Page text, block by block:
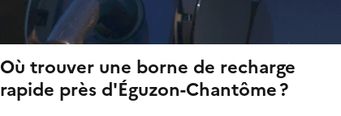
Où trouver une borne de recharge
rapide près d'Éguzon-Chantôme ?